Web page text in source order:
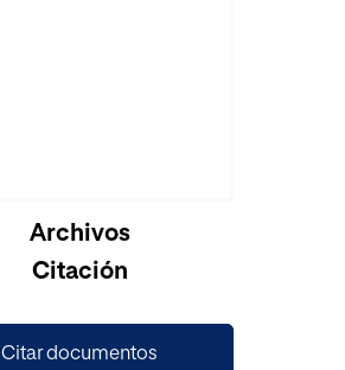
Archivos
Citación
Citar documentos